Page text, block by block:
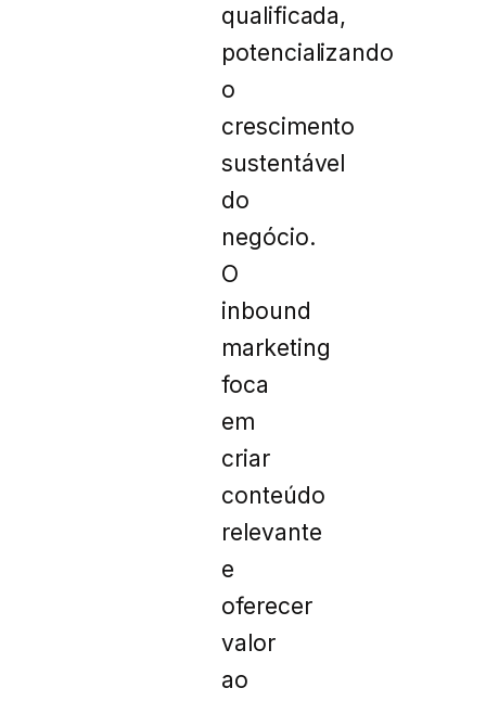
qualificada,
potencializando
o
crescimento
sustentável
do
negócio.
O
inbound
marketing
foca
em
criar
conteúdo
relevante
e
oferecer
valor
ao